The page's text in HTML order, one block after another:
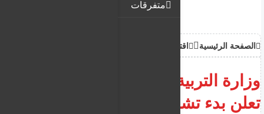
متفرقات
الصفحة الرئيسية اقتصاد
وزارة التربية والتعليم القبرصية
تعلن بدء تشغيل المدارس